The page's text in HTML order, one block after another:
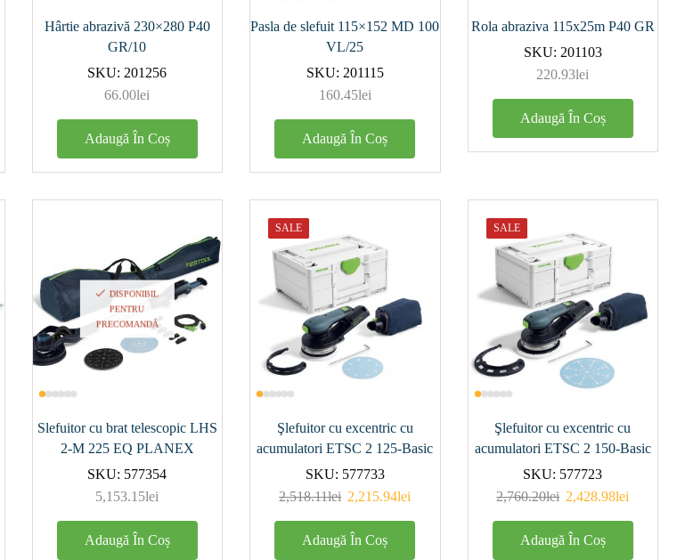
Hârtie abrazivă 230×280 P40
GR/10
SKU: 201256
66.00lei
Adaugă În Coș
Pasla de slefuit 115×152 MD 100
VL/25
SKU: 201115
160.45lei
Adaugă În Coș
Rola abraziva 115x25m P40 GR
SKU: 201103
220.93lei
Adaugă În Coș
DISPONIBIL
PENTRU
PRECOMANDĂ
Slefuitor cu brat telescopic LHS
2-M 225 EQ PLANEX
SKU: 577354
5,153.15lei
Adaugă În Coș
SALE
Şlefuitor cu excentric cu
acumulatori ETSC 2 125-Basic
SKU: 577733
2,518.11lei 2,215.94lei
Adaugă În Coș
SALE
Şlefuitor cu excentric cu
acumulatori ETSC 2 150-Basic
SKU: 577723
2,760.20lei 2,428.98lei
Adaugă În Coș